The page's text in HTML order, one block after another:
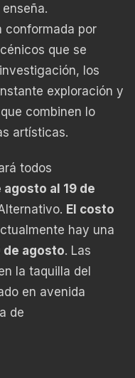
conformada por
que se
los
exploración y
combinen lo
artísticas.
todos
al 19 de
El costo
hay una
de agosto. Las
la taquilla del
en avenida
de